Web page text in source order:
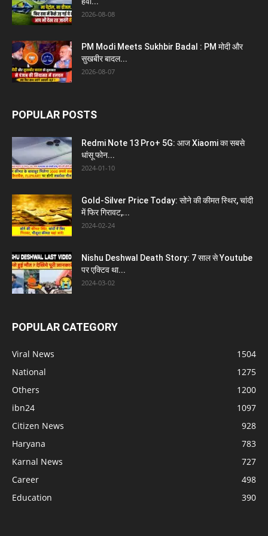
2026-08-08
PM Modi Meets Sukhbir Badal : PM मोदी और
सुखबीर बादल...
2026-08-07
POPULAR POSTS
Redmi Note 13 Pro+ 5G: आज Xiaomi का सबसे
धांसू फोन...
2024-01-10
Gold-Silver Price Today: सोने की कीमत स्थिर, चांदी
में फिर गिरावट,...
2024-02-24
Nishu Deshwal Death Story: 7 साल से Youtube
पर एक्टिव था...
2024-03-02
POPULAR CATEGORY
Viral News
1504
National
1275
Others
1200
ibn24
1097
Citizen News
928
Haryana
783
Karnal News
727
Career
498
Education
390